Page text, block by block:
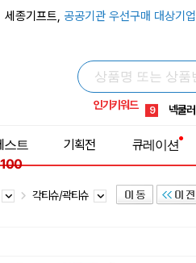
세종기프트, 공공기관 우선구매 대상기업
인기키워드
5 키캡
8 쿨토시
9 넥쿨러
1 선풍기
스트
100
기획전 큐레이션
각티슈/곽티슈